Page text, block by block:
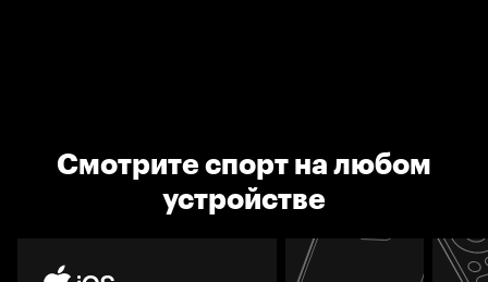
Смотрите спорт на любом
устройстве